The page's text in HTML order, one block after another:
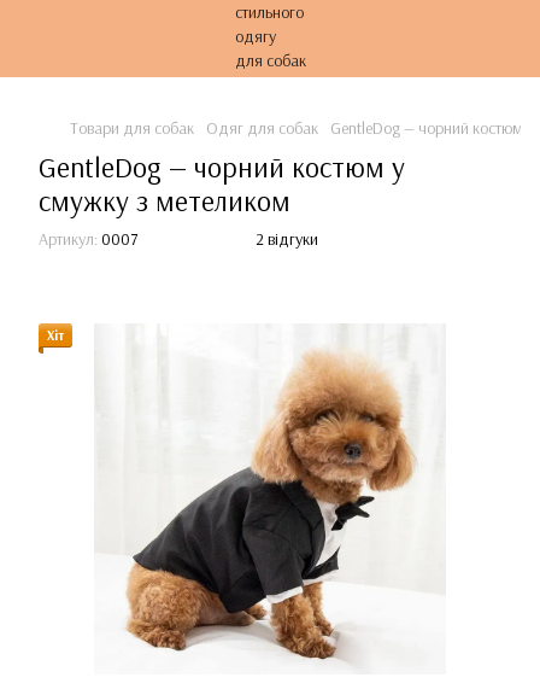
Товари для собак Одяг для собак GentleDog — чорний костюм у
GentleDog — чорний костюм у
смужку з метеликом
Артикул: 0007 2 відгуки
Хіт